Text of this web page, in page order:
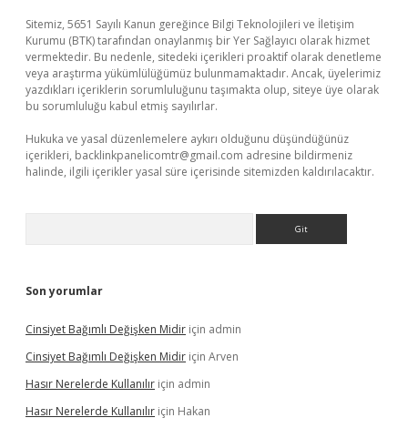
Sitemiz, 5651 Sayılı Kanun gereğince Bilgi Teknolojileri ve İletişim
Kurumu (BTK) tarafından onaylanmış bir Yer Sağlayıcı olarak hizmet
vermektedir. Bu nedenle, sitedeki içerikleri proaktif olarak denetleme
veya araştırma yükümlülüğümüz bulunmamaktadır. Ancak, üyelerimiz
yazdıkları içeriklerin sorumluluğunu taşımakta olup, siteye üye olarak
bu sorumluluğu kabul etmiş sayılırlar.
Hukuka ve yasal düzenlemelere aykırı olduğunu düşündüğünüz
içerikleri, backlinkpanelicomtr@gmail.com adresine bildirmeniz
halinde, ilgili içerikler yasal süre içerisinde sitemizden kaldırılacaktır.
Son yorumlar
Cinsiyet Bağımlı Değişken Midir için admin
Cinsiyet Bağımlı Değişken Midir için Arven
Hasır Nerelerde Kullanılır için admin
Hasır Nerelerde Kullanılır için Hakan